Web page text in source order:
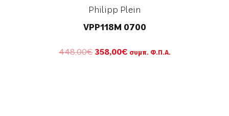
Philipp Plein
VPP118M 0700
448,00€ Original
358,00€Ησυμπ. Φ.Π.Α.